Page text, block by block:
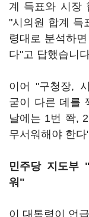
계 득표와 시장
"시의원 합계 득
령대로 분석하
다"고 답했습니
이어 "구청장,
굳이 다른 데를
날에는 1번 쫙,
무서워해야 한
민주당 지도부
워"
이 대통령이 언